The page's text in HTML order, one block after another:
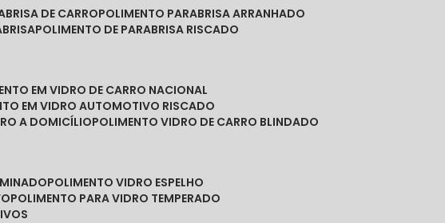
DE CARRO POLIMENTO PARABRISA ARRANHADO
POLIMENTO DE PARABRISA RISCADO
EM VIDRO DE CARRO NACIONAL
EM VIDRO AUTOMOTIVO RISCADO
A DOMICÍLIO POLIMENTO VIDRO DE CARRO BLINDADO
POLIMENTO VIDRO ESPELHO
POLIMENTO PARA VIDRO TEMPERADO